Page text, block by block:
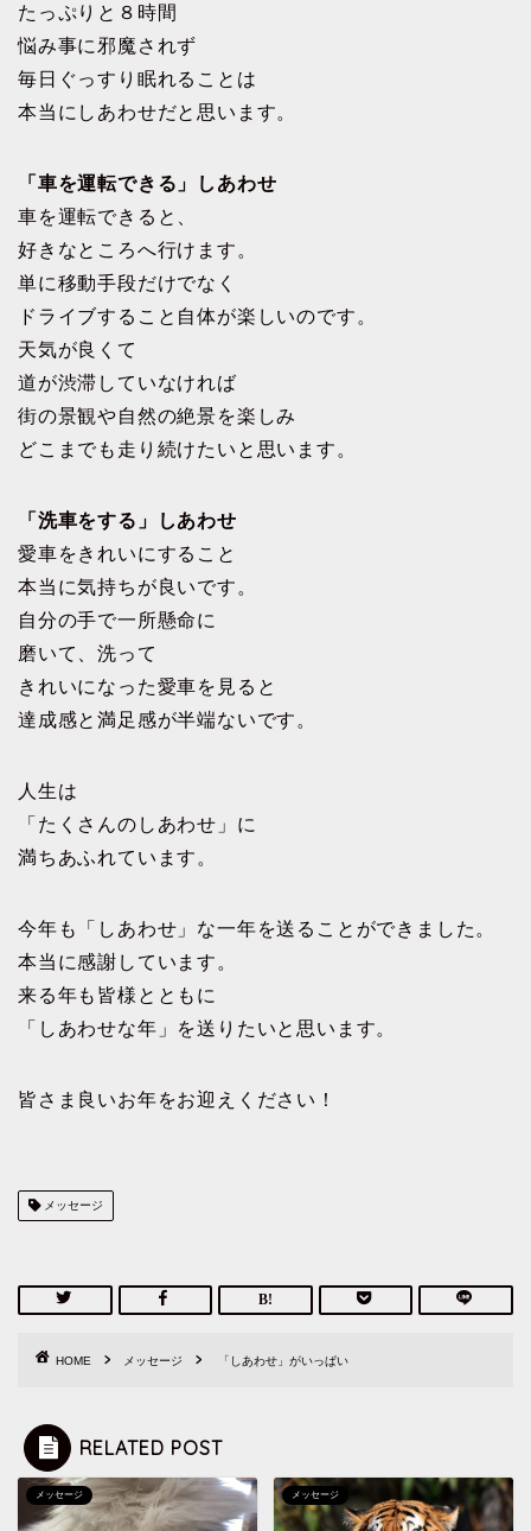
たっぷりと８時間
悩み事に邪魔されず
毎日ぐっすり眠れることは
本当にしあわせだと思います。
「車を運転できる」しあわせ
車を運転できると、
好きなところへ行けます。
単に移動手段だけでなく
ドライブすること自体が楽しいのです。
天気が良くて
道が渋滞していなければ
街の景観や自然の絶景を楽しみ
どこまでも走り続けたいと思います。
「洗車をする」しあわせ
愛車をきれいにすること
本当に気持ちが良いです。
自分の手で一所懸命に
磨いて、洗って
きれいになった愛車を見ると
達成感と満足感が半端ないです。
人生は
「たくさんのしあわせ」に
満ちあふれています。
今年も「しあわせ」な一年を送ることができました。
本当に感謝しています。
来る年も皆様とともに
「しあわせな年」を送りたいと思います。
皆さま良いお年をお迎えください！
メッセージ
HOME メッセージ 「しあわせ」がいっぱい
RELATED POST
メッセージ メッセージ